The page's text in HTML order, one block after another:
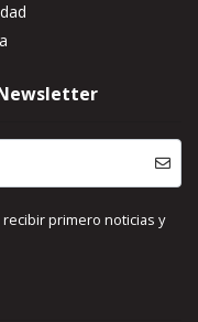
primero noticias y